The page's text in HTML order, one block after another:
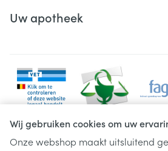
Wij gebruiken cookies om uw
Onze webshop maakt uitsluitend
Uw apotheek